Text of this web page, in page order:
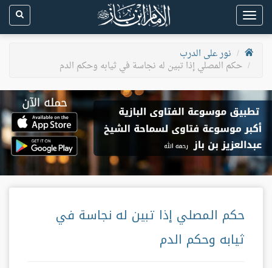
Toggle
navigation
نور على الدرب
حكم المصلي إذا تبين له نجاسة في ثيابه وحكم الدم
حكم المصلي إذا تبين له نجاسة في
ثيابه وحكم الدم